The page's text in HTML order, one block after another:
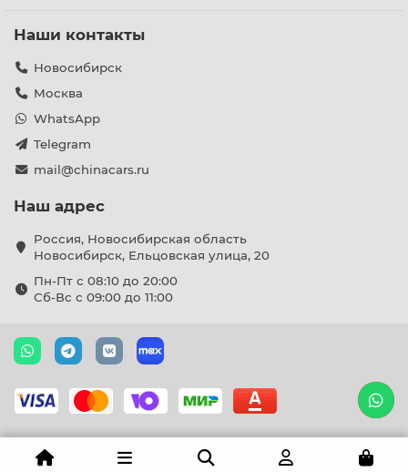
Наши контакты
Новосибирск
Москва
WhatsApp
Telegram
mail@chinacars.ru
Наш адрес
Россия, Новосибирская область
Новосибирск, Ельцовская улица, 20
Пн-Пт с 08:10 до 20:00
Сб-Вс с 09:00 до 11:00